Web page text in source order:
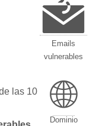
Emails
vulnerables
🌐
Dominio
las 10